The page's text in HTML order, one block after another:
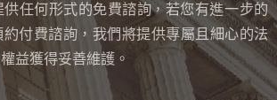
任何形式的免費諮詢， 若您有進一步的
付費諮詢，我們將提供專屬且細心的法
益獲得妥善維護。